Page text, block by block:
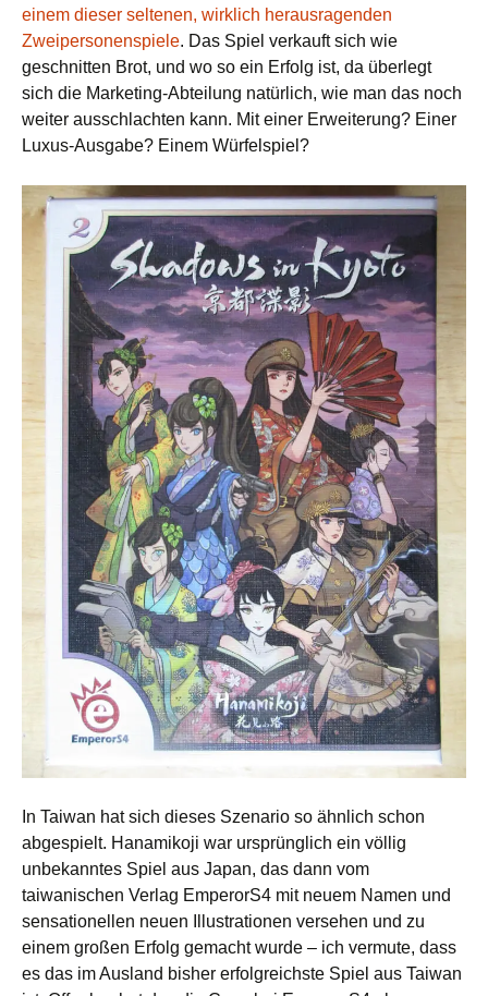
einem dieser seltenen, wirklich herausragenden
Zweipersonenspiele. Das Spiel verkauft sich wie
geschnitten Brot, und wo so ein Erfolg ist, da überlegt
sich die Marketing-Abteilung natürlich, wie man das noch
weiter ausschlachten kann. Mit einer Erweiterung? Einer
Luxus-Ausgabe? Einem Würfelspiel?
In Taiwan hat sich dieses Szenario so ähnlich schon
abgespielt. Hanamikoji war ursprünglich ein völlig
unbekanntes Spiel aus Japan, das dann vom
taiwanischen Verlag EmperorS4 mit neuem Namen und
sensationellen neuen Illustrationen versehen und zu
einem großen Erfolg gemacht wurde – ich vermute, dass
es das im Ausland bisher erfolgreichste Spiel aus Taiwan